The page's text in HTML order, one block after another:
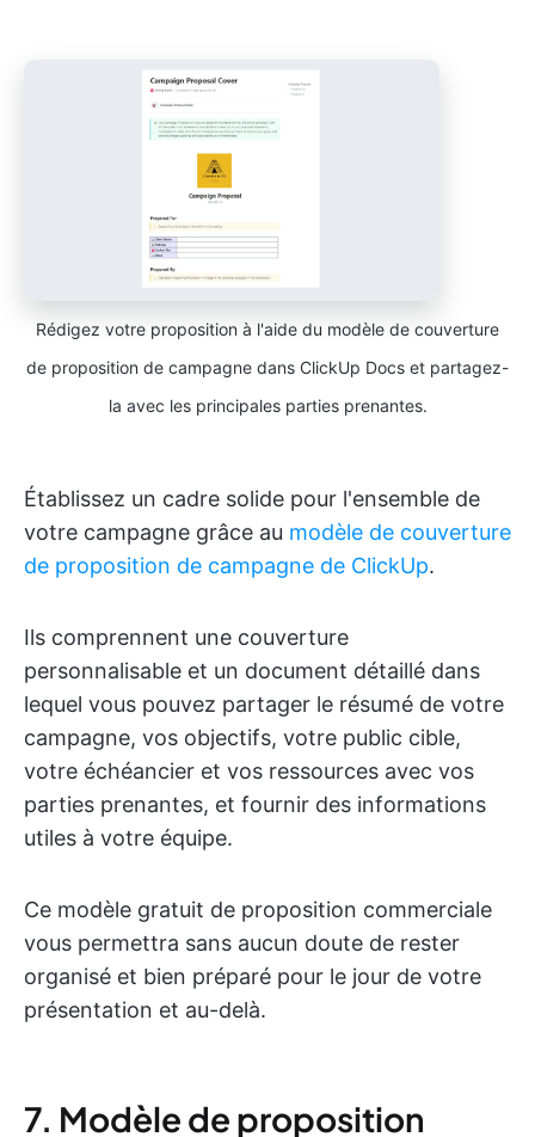
Rédigez votre proposition à l'aide du modèle de couverture
de proposition de campagne dans ClickUp Docs et partagez-
la avec les principales parties prenantes.
Établissez un cadre solide pour l'ensemble de
votre campagne grâce au modèle de couverture
de proposition de campagne de ClickUp.
Ils comprennent une couverture
personnalisable et un document détaillé dans
lequel vous pouvez partager le résumé de votre
campagne, vos objectifs, votre public cible,
votre échéancier et vos ressources avec vos
parties prenantes, et fournir des informations
utiles à votre équipe.
Ce modèle gratuit de proposition commerciale
vous permettra sans aucun doute de rester
organisé et bien préparé pour le jour de votre
présentation et au-delà.
7. Modèle de proposition